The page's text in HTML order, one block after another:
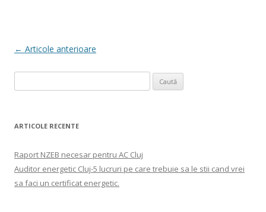
Navigare articole
← Articole anterioare
după:
ARTICOLE RECENTE
Raport NZEB necesar pentru AC Cluj
Auditor energetic Cluj-5 lucruri pe care trebuie sa le stii cand vrei
sa faci un certificat energetic.